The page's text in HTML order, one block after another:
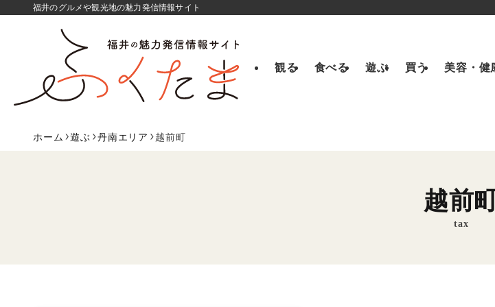
福井のグルメや観光地の魅力発信情報サイト
観る 食べる 遊ぶ 買う 美容・健
ホーム 遊ぶ 丹南エリア 越前町
越前
tax